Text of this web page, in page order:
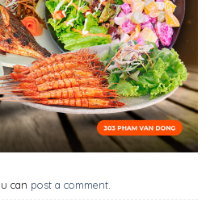
can post a comment.